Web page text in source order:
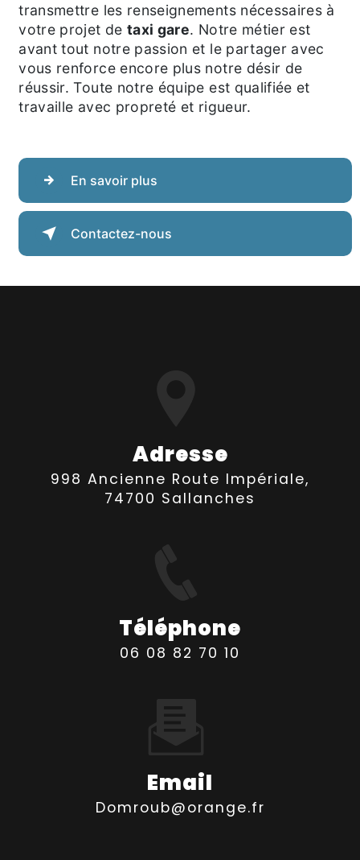
transmettre les renseignements nécessaires à
votre projet de taxi gare. Notre métier est
avant tout notre passion et le partager avec
vous renforce encore plus notre désir de
réussir. Toute notre équipe est qualifiée et
travaille avec propreté et rigueur.
En savoir plus
Contactez-nous
Adresse
998 Ancienne Route Impériale,
74700 Sallanches
Téléphone
06 08 82 70 10
Email
domroub@orange.fr